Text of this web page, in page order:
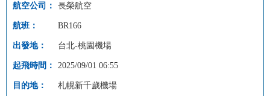
長榮航空
BR166
台北-桃園機場
2025/09/01 06:55
札幌新千歲機場